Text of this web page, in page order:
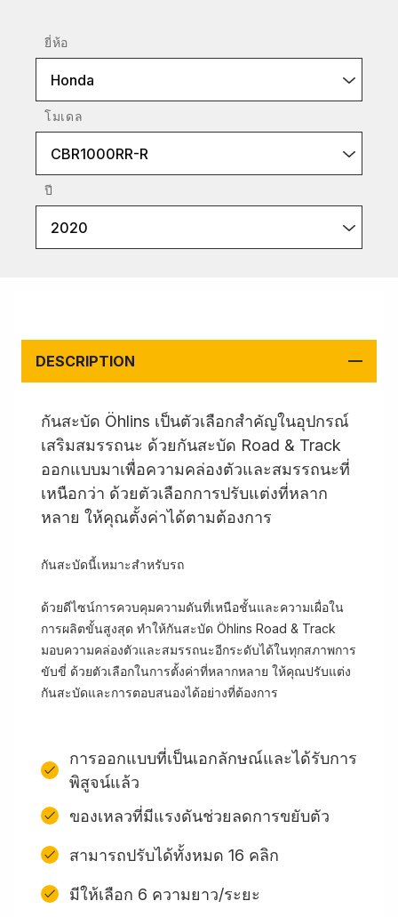
ยี่ห้อ
Honda
โมเดล
CBR1000RR-R
ปี
2020
DESCRIPTION
กันสะบัด Öhlins เป็นตัวเลือกสำคัญในอุปกรณ์
เสริมสมรรถนะ ด้วยกันสะบัด Road & Track
ออกแบบมาเพื่อความคล่องตัวและสมรรถนะที่
เหนือกว่า ด้วยตัวเลือกการปรับแต่งที่หลาก
หลาย ให้คุณตั้งค่าได้ตามต้องการ
กันสะบัดนี้เหมาะสำหรับรถ
ด้วยดีไซน์การควบคุมความดันที่เหนือชั้นและความเผื่อใน
การผลิตขั้นสูงสุด ทำให้กันสะบัด Öhlins Road & Track
มอบความคล่องตัวและสมรรถนะอีกระดับได้ในทุกสภาพการ
ขับขี่ ด้วยตัวเลือกในการตั้งค่าที่หลากหลาย ให้คุณปรับแต่ง
กันสะบัดและการตอบสนองได้อย่างที่ต้องการ
การออกแบบที่เป็นเอกลักษณ์และได้รับการ
พิสูจน์แล้ว
ของเหลวที่มีแรงดันช่วยลดการขยับตัว
สามารถปรับได้ทั้งหมด 16 คลิก
มีให้เลือก 6 ความยาว/ระยะ